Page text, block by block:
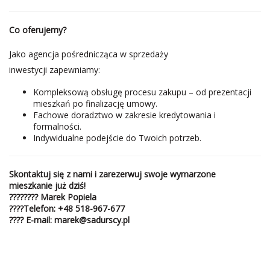
Co oferujemy?
Jako agencja pośrednicząca w sprzedaży
inwestycji zapewniamy:
Kompleksową obsługę procesu zakupu – od prezentacji
mieszkań po finalizację umowy.
Fachowe doradztwo w zakresie kredytowania i
formalności.
Indywidualne podejście do Twoich potrzeb.
Skontaktuj się z nami i zarezerwuj swoje wymarzone
mieszkanie już dziś!
????‍???? Marek Popiela
????Telefon: +48 518-967-677
???? E-mail: marek@sadurscy.pl